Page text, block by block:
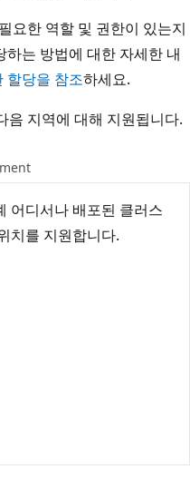
요한 역할 및 권한이 있는지
는 방법에 대한 자세한 내
할당을 참조하세요.
음 지역에 대해 지원됩니다.
어디서나 배포된 클러스
치를 지원합니다.